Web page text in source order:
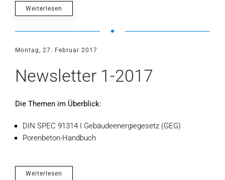
Weiterlesen
Montag, 27. Februar 2017
Newsletter 1-2017
Die Themen im Überblick:
DIN SPEC 91314 Ι Gebäudeenergiegesetz (GEG)
Porenbeton-Handbuch
Weiterlesen